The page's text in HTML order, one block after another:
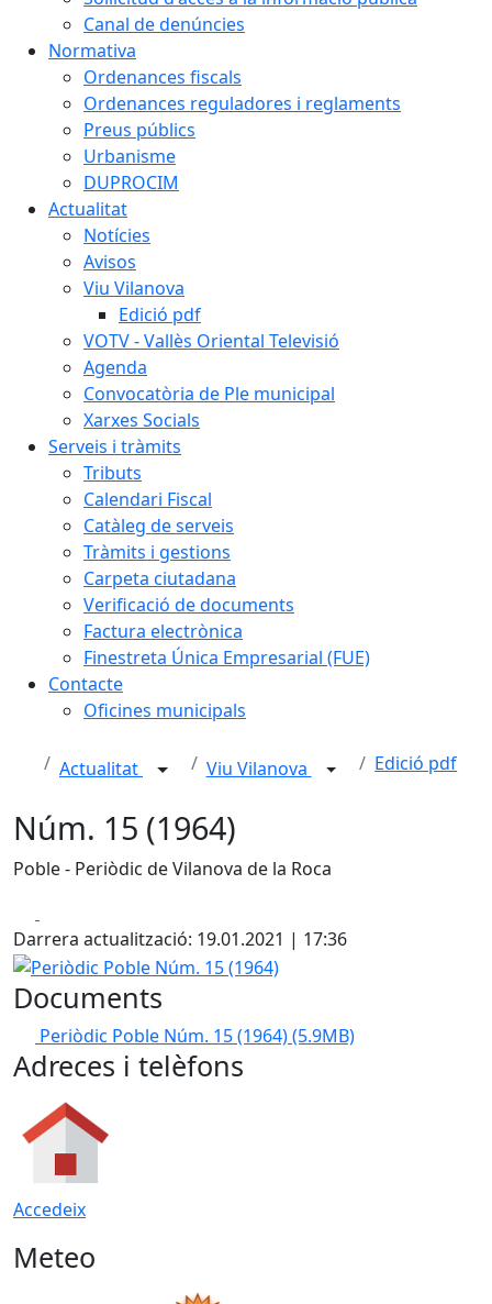
Canal de denúncies
Normativa
Ordenances fiscals
Ordenances reguladores i reglaments
Preus públics
Urbanisme
DUPROCIM
Actualitat
Notícies
Avisos
Viu Vilanova
Edició pdf
VOTV - Vallès Oriental Televisió
Agenda
Convocatòria de Ple municipal
Xarxes Socials
Serveis i tràmits
Tributs
Calendari Fiscal
Catàleg de serveis
Tràmits i gestions
Carpeta ciutadana
Verificació de documents
Factura electrònica
Finestreta Única Empresarial (FUE)
Contacte
Oficines municipals
Actualitat Viu Vilanova Edició pdf
Núm. 15 (1964)
Poble - Periòdic de Vilanova de la Roca
Darrera actualització: 19.01.2021 | 17:36
Periòdic Poble Núm. 15 (1964)
Documents
Periòdic Poble Núm. 15 (1964)(5.9MB)
Adreces i telèfons
Accedeix
Meteo